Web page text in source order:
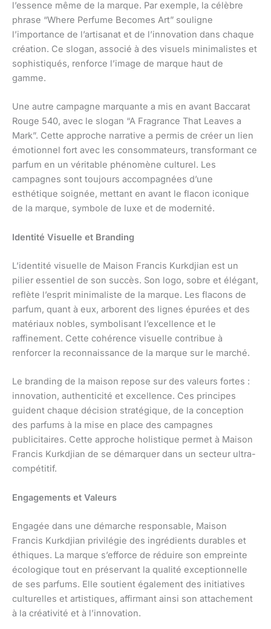
l’essence même de la marque. Par exemple, la célèbre
phrase “Where Perfume Becomes Art” souligne
l’importance de l’artisanat et de l’innovation dans chaque
création. Ce slogan, associé à des visuels minimalistes et
sophistiqués, renforce l’image de marque haut de
gamme.
Une autre campagne marquante a mis en avant Baccarat
Rouge 540, avec le slogan “A Fragrance That Leaves a
Mark”. Cette approche narrative a permis de créer un lien
émotionnel fort avec les consommateurs, transformant ce
parfum en un véritable phénomène culturel. Les
campagnes sont toujours accompagnées d’une
esthétique soignée, mettant en avant le flacon iconique
de la marque, symbole de luxe et de modernité.
Identité Visuelle et Branding
L’identité visuelle de Maison Francis Kurkdjian est un
pilier essentiel de son succès. Son logo, sobre et élégant,
reflète l’esprit minimaliste de la marque. Les flacons de
parfum, quant à eux, arborent des lignes épurées et des
matériaux nobles, symbolisant l’excellence et le
raffinement. Cette cohérence visuelle contribue à
renforcer la reconnaissance de la marque sur le marché.
Le branding de la maison repose sur des valeurs fortes :
innovation, authenticité et excellence. Ces principes
guident chaque décision stratégique, de la conception
des parfums à la mise en place des campagnes
publicitaires. Cette approche holistique permet à Maison
Francis Kurkdjian de se démarquer dans un secteur ultra-
compétitif.
Engagements et Valeurs
Engagée dans une démarche responsable, Maison
Francis Kurkdjian privilégie des ingrédients durables et
éthiques. La marque s’efforce de réduire son empreinte
écologique tout en préservant la qualité exceptionnelle
de ses parfums. Elle soutient également des initiatives
culturelles et artistiques, affirmant ainsi son attachement
à la créativité et à l’innovation.